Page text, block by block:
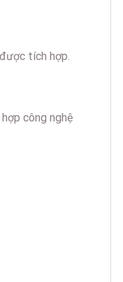
tích hợp.
công nghệ